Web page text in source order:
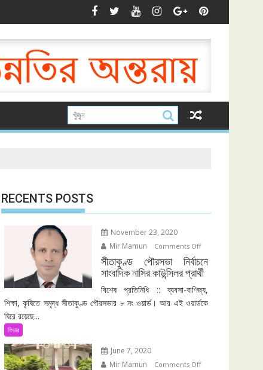
RECENTS POSTS
November 23, 2020
Mir Mamun
Comments Offon
সীতাকুণ্ড
পৌরসভা
সাংবাদিক
সীতাকুণ্ড পৌরসভা নির্বাচনে
সাংবাদিক নাসির কাউন্সিলর প্রার্থী
বিশেষ প্রতিনিধি :: ব্যবসা-বাণিজ্য,
শিক্ষা, কৃষিতে সমৃদ্ধ সীতাকুণ্ড পৌরসভার ৮ নং ওয়ার্ড। আর এই ওয়ার্ডকে
ঘিরে রয়েছে...
ফিচার
June 7, 2020
Mir Mamun
Comments Offon